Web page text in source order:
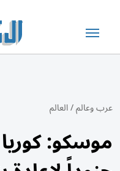
عرب وعالم/العالم
موسكو: